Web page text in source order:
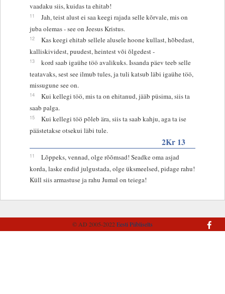
vaadaku siis, kuidas ta ehitab!
11
Jah, teist alust ei saa keegi rajada selle kõrvale, mis on
juba olemas - see on Jeesus Kristus.
12
Kas keegi ehitab sellele alusele hoone kullast, hõbedast,
kalliskividest, puudest, heintest või õlgedest -
13
kord saab igaühe töö avalikuks. Issanda päev teeb selle
teatavaks, sest see ilmub tules, ja tuli katsub läbi igaühe töö,
missugune see on.
14
Kui kellegi töö, mis ta on ehitanud, jääb püsima, siis ta
saab palga.
15
Kui kellegi töö põleb ära, siis ta saab kahju, aga ta ise
päästetakse otsekui läbi tule.
2Kr 13
11
Lõppeks, vennad, olge rõõmsad! Seadke oma asjad
korda, laske endid julgustada, olge üksmeelsed, pidage rahu!
Küll siis armastuse ja rahu Jumal on teiega!
© AD 2005-2022Eesti Piibliselts